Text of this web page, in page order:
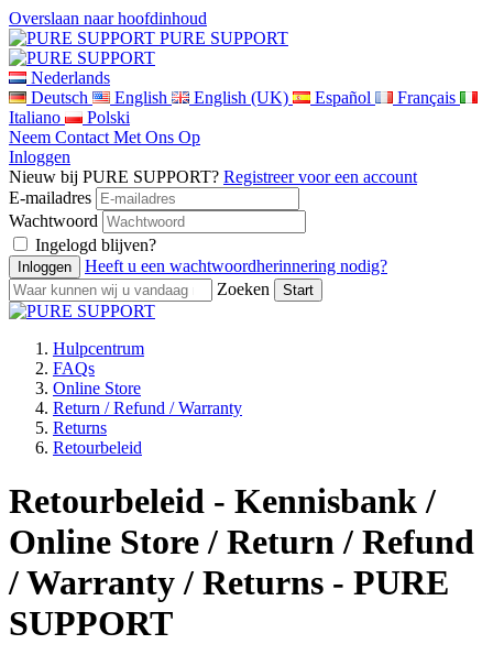
Overslaan naar hoofdinhoud
PURE SUPPORT
Nederlands
Deutsch
English English (UK) Español
Français
Italiano
Polski
Neem Contact Met Ons Op
Inloggen
Nieuw bij PURE SUPPORT? Registreer voor een account
E-mailadres
Wachtwoord
Ingelogd blijven?
Heeft u een wachtwoordherinnering nodig?
Zoeken
Hulpcentrum
FAQs
Online Store
Return / Refund / Warranty
Returns
Retourbeleid
Retourbeleid - Kennisbank /
Online Store / Return / Refund
/ Warranty / Returns - PURE
SUPPORT